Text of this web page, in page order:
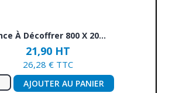
À Décoffrer 800 X 20...
21,90 HT
26,28 € TTC
AJOUTER AU PANIER